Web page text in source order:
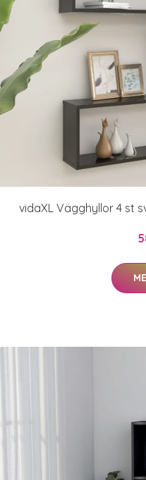
vidaXL Vägghyllor 4 st